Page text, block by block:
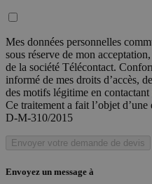
Mes données personnelles
sous réserve de mon
de la société Télécontact.
informé de mes droits d’accès,
des motifs légitime en contactant
Ce traitement a fait l’objet
D-M-310/2015
Envoyer votre demande de devis
Envoyez un message à